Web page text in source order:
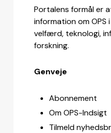
Portalens formål er
information om OPS
velfærd, teknologi,
forskning.
Genveje
Abonnement
Om OPS-Indsigt
Tilmeld